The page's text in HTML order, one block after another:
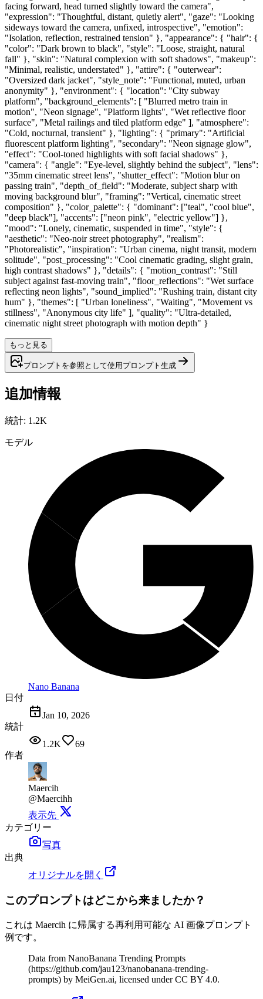
facing forward, head turned slightly toward the camera",
"expression": "Thoughtful, distant, quietly alert", "gaze": "Looking
sideways toward the camera, unfixed, introspective", "emotion":
"Isolation, reflection, restrained tension" }, "appearance": { "hair": {
"color": "Dark brown to black", "style": "Loose, straight, natural
fall" }, "skin": "Natural complexion with soft shadows", "makeup":
"Minimal, realistic, understated" }, "attire": { "outerwear":
"Oversized dark jacket", "style_note": "Functional, muted, urban
anonymity" }, "environment": { "location": "City subway
platform", "background_elements": [ "Blurred metro train in
motion", "Neon signage", "Platform lights", "Wet reflective floor
surface", "Metal railings and tiled platform edge" ], "atmosphere":
"Cold, nocturnal, transient" }, "lighting": { "primary": "Artificial
fluorescent platform lighting", "secondary": "Neon signage glow",
"effect": "Cool-toned highlights with soft facial shadows" },
"camera": { "angle": "Eye-level, slightly behind the subject", "lens":
"35mm cinematic street lens", "shutter_effect": "Motion blur on
passing train", "depth_of_field": "Moderate, subject sharp with
moving background blur", "framing": "Vertical, cinematic street
composition" }, "color_palette": { "dominant": ["teal", "cool blue",
"deep black"], "accents": ["neon pink", "electric yellow"] },
"mood": "Lonely, cinematic, suspended in time", "style": {
"aesthetic": "Neo-noir street photography", "realism":
"Photorealistic", "inspiration": "Urban cinema, night transit, modern
solitude", "post_processing": "Cool cinematic grading, slight grain,
high contrast shadows" }, "details": { "motion_contrast": "Still
subject against fast-moving train", "floor_reflections": "Wet surface
reflecting neon lights", "sound_implied": "Rushing train, distant city
hum" }, "themes": [ "Urban loneliness", "Waiting", "Movement vs
stillness", "Anonymous city life" ], "quality": "Ultra-detailed,
cinematic night street photograph with motion depth" }
もっと見る
プロンプトを参照として使用 プロンプト 生成
追加情報
統計: 1.2K
モデル
Nano Banana
日付
Jan 10, 2026
統計
1.2K
69
作者
Maercih
@Maercihh
表示先
カテゴリー
写真
出典
オリジナルを開く
このプロンプトはどこから来ましたか？
これは Maercih に帰属する再利用可能な AI 画像プロンプト
例です。
Data from NanoBanana Trending Prompts
(https://github.com/jau123/nanobanana-trending-
prompts) by MeiGen.ai, licensed under CC BY 4.0.